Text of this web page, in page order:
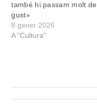
també hi passam molt de
gust»
8 gener 2026
A "Cultura"